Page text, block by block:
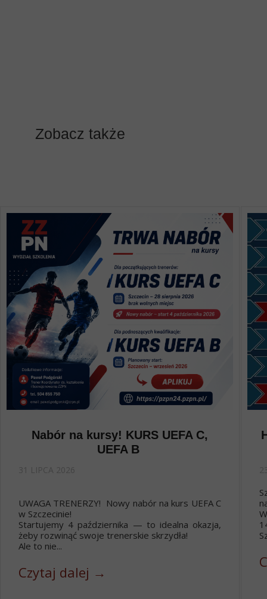
Zobacz także
Nabór na kursy! KURS UEFA C,
UEFA B
31 LIPCA 2026
UWAGA TRENERZY! Nowy nabór na kurs UEFA C
w Szczecinie!
Startujemy 4 października — to idealna okazja,
żeby rozwinąć swoje trenerskie skrzydła!
Ale to nie...
Czytaj dalej →